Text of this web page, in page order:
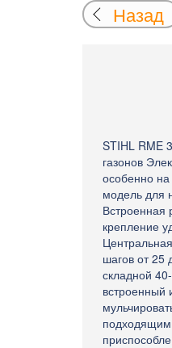
Назад
STIHL RME
газонов
особенно
модель для
Встроенная
крепление
шагов от 25
складной
встроенный
подходящим